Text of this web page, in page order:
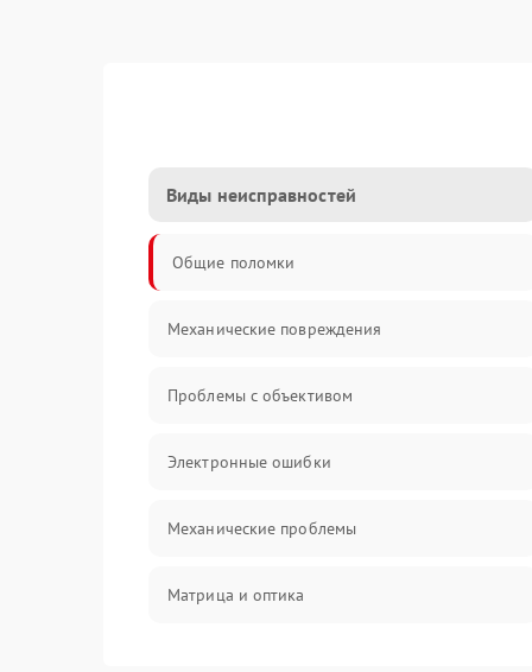
Виды неисправностей
Общие поломки
Механические повреждения
Проблемы с объективом
Электронные ошибки
Механические проблемы
Матрица и оптика